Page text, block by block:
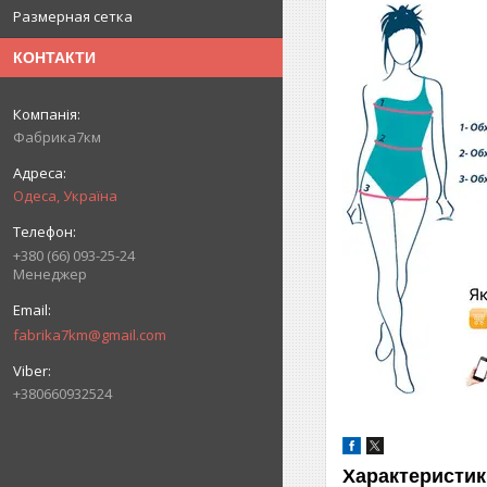
Размерная сетка
КОНТАКТИ
Фабрика7км
Одеса, Україна
+380 (66) 093-25-24
Менеджер
fabrika7km@gmail.com
+380660932524